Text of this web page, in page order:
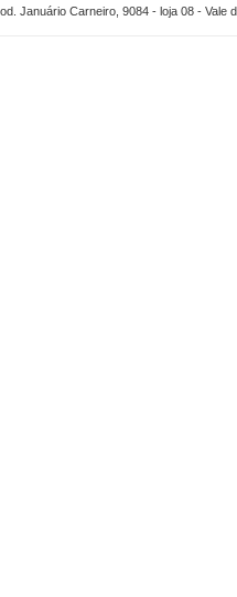
Januário Carneiro, 9084 - loja 08 -